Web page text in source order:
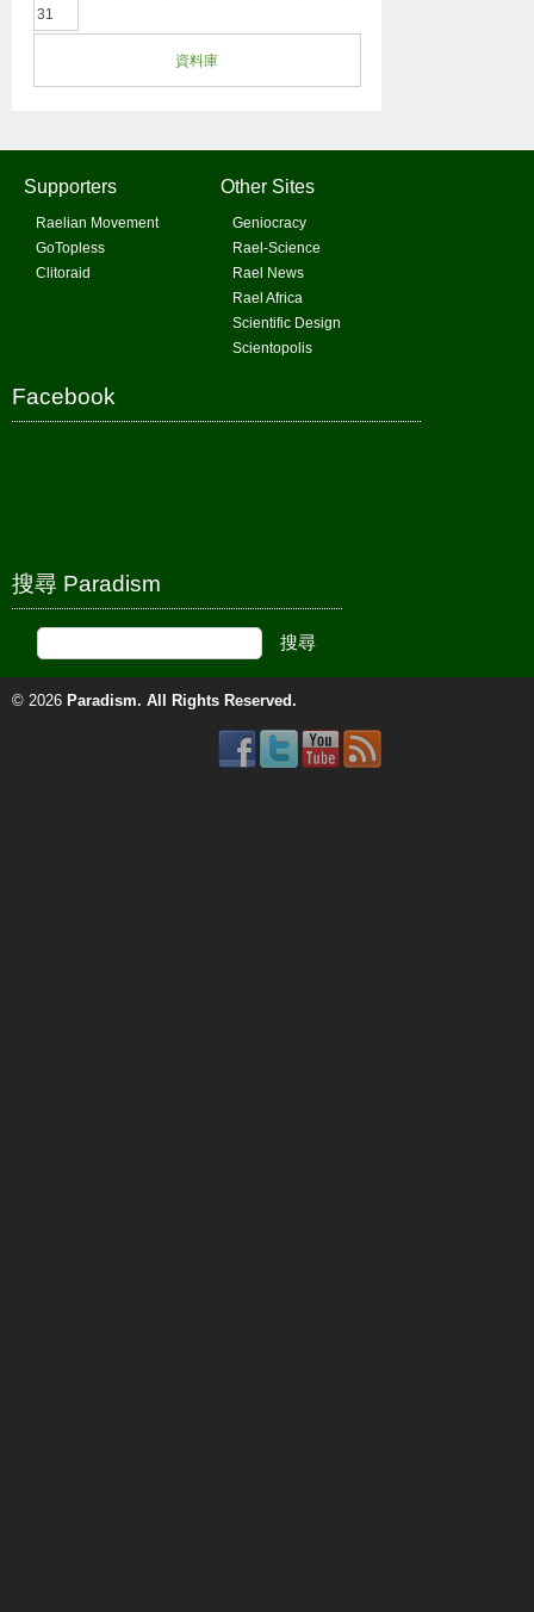
31
資料庫
Supporters
Raelian Movement
GoTopless
Clitoraid
Other Sites
Geniocracy
Rael-Science
Rael News
Rael Africa
Scientific Design
Scientopolis
Facebook
搜尋 Paradism
© 2026 Paradism. All Rights Reserved.